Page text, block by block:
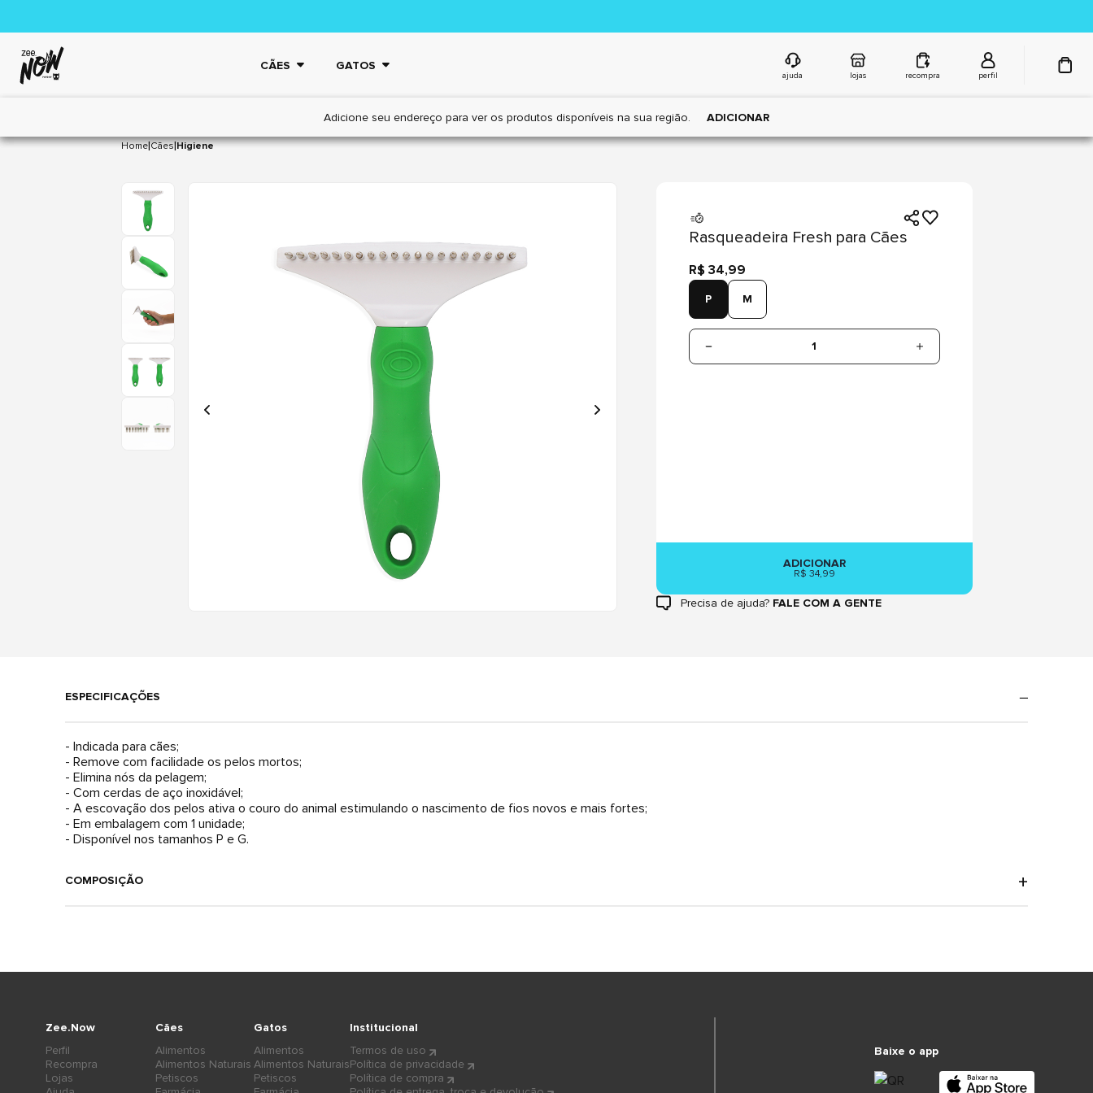
CÃES GATOS
ajuda lojas recompra perfil
Adicione seu endereço para ver os produtos disponíveis na sua região. ADICIONAR
Home|Cães|Higiene
Rasqueadeira Fresh para Cães
R$ 34,99
P M
1
ADICIONAR
R$ 34,99
Precisa de ajuda? FALE COM A GENTE
ESPECIFICAÇÕES
- Indicada para cães;
- Remove com facilidade os pelos mortos;
- Elimina nós da pelagem;
- Com cerdas de aço inoxidável;
- A escovação dos pelos ativa o couro do animal estimulando o nascimento de fios novos e mais fortes;
- Em embalagem com 1 unidade;
- Disponível nos tamanhos P e G.
COMPOSIÇÃO
Cães
Alimentos
Alimentos Naturais
Petiscos
Gatos
Alimentos
Alimentos Naturais
Petiscos
Zee.Now
Perfil
Recompra
Lojas
Institucional
Termos de uso
Política de privacidade
Política de compra
Baixe o app